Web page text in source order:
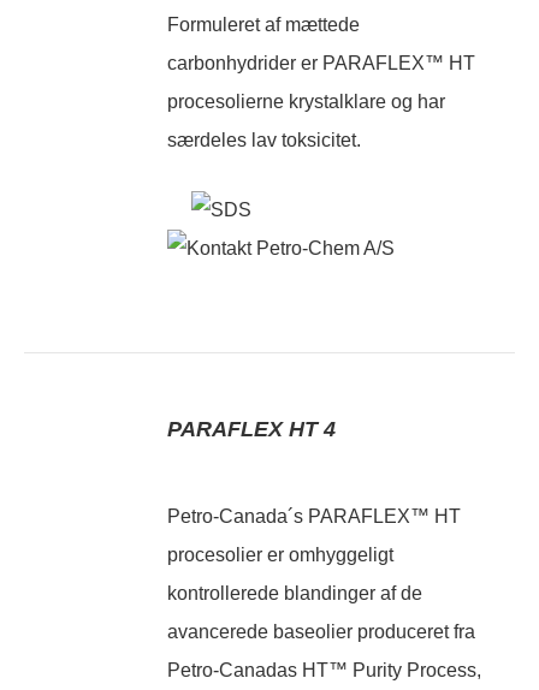
Formuleret af mættede
carbonhydrider er PARAFLEX™ HT
procesolierne krystalklare og har
særdeles lav toksicitet.
PARAFLEX HT 4
Petro-Canada´s PARAFLEX™ HT
procesolier er omhyggeligt
kontrollerede blandinger af de
avancerede baseolier produceret fra
Petro-Canadas HT™ Purity Process,